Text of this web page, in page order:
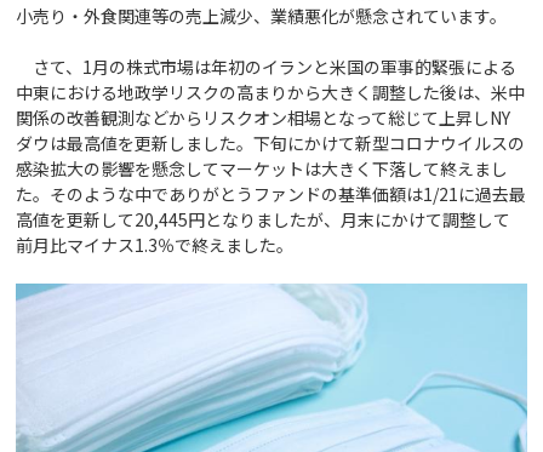
小売り・外食関連等の売上減少、業績悪化が懸念されています。
さて、1月の株式市場は年初のイランと米国の軍事的緊張による
中東における地政学リスクの高まりから大きく調整した後は、米中
関係の改善観測などからリスクオン相場となって総じて上昇しNY
ダウは最高値を更新しました。下旬にかけて新型コロナウイルスの
感染拡大の影響を懸念してマーケットは大きく下落して終えまし
た。そのような中でありがとうファンドの基準価額は1/21に過去最
高値を更新して20,445円となりましたが、月末にかけて調整して
前月比マイナス1.3％で終えました。